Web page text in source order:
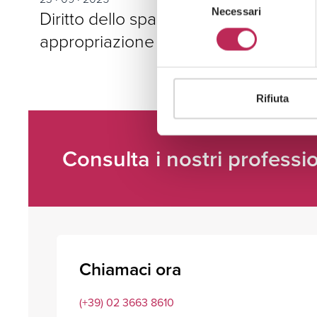
Necessari
Rifiuta
Diritto dello spazio: space mining e
appropriazione extraterrestre
Consulta i nostri
Chiamaci ora
(+39) 02 3663 8610